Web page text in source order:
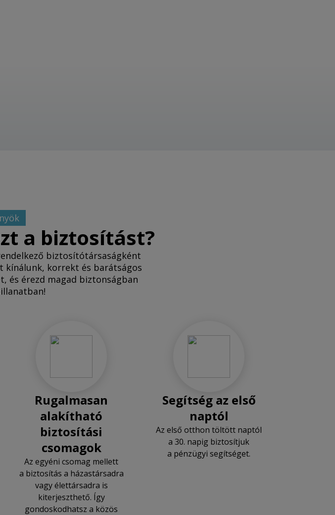
a biztosítást?
biztosítótársaságként
kínálunk, korrekt és barátságos
és érezd magad biztonságban
Rugalmasan
alakítható
biztosítási
csomagok
Az egyéni csomag mellett
a biztosítás a házastársadra
vagy élettársadra is
kiterjeszthető. Így
gondoskodhatsz a közös
Segítség az első
naptól
Az első otthon töltött naptól
a 30. napig biztosítjuk
a pénzügyi segítséget.